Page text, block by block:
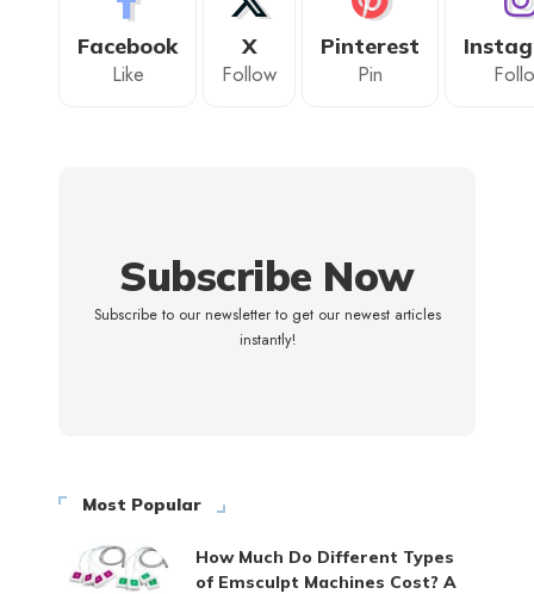
Facebook
Like
X
Follow
Pinterest
Pin
Subscribe Now
Subscribe to our newsletter to get our newest articles
instantly!
Most Popular
How Much Do Different Types
of Emsculpt Machines Cost? A